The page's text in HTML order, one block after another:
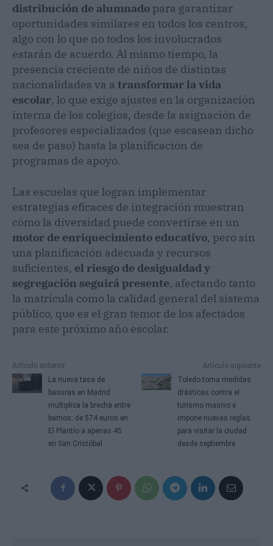
distribución de alumnado para garantizar
oportunidades similares en todos los centros,
algo con lo que no todos los involucrados
estarán de acuerdo. Al mismo tiempo, la
presencia creciente de niños de distintas
nacionalidades va a transformar la vida
escolar, lo que exige ajustes en la organización
interna de los colegios, desde la asignación de
profesores especializados (que escasean dicho
sea de paso) hasta la planificación de
programas de apoyo.
Las escuelas que logran implementar
estrategias eficaces de integración muestran
cómo la diversidad puede convertirse en un
motor de enriquecimiento educativo, pero sin
una planificación adecuada y recursos
suficientes, el riesgo de desigualdad y
segregación seguirá presente, afectando tanto
la matrícula como la calidad general del sistema
público, que es el gran temor de los afectados
para este próximo año escolar.
Artículo anterior
La nueva tasa de
basuras en Madrid
multiplica la brecha entre
barrios: de 574 euros en
El Plantío a apenas 45
en San Cristóbal
Artículo siguiente
Toledo toma medidas
drásticas contra el
turismo masivo e
impone nuevas reglas
para visitar la ciudad
desde septiembre